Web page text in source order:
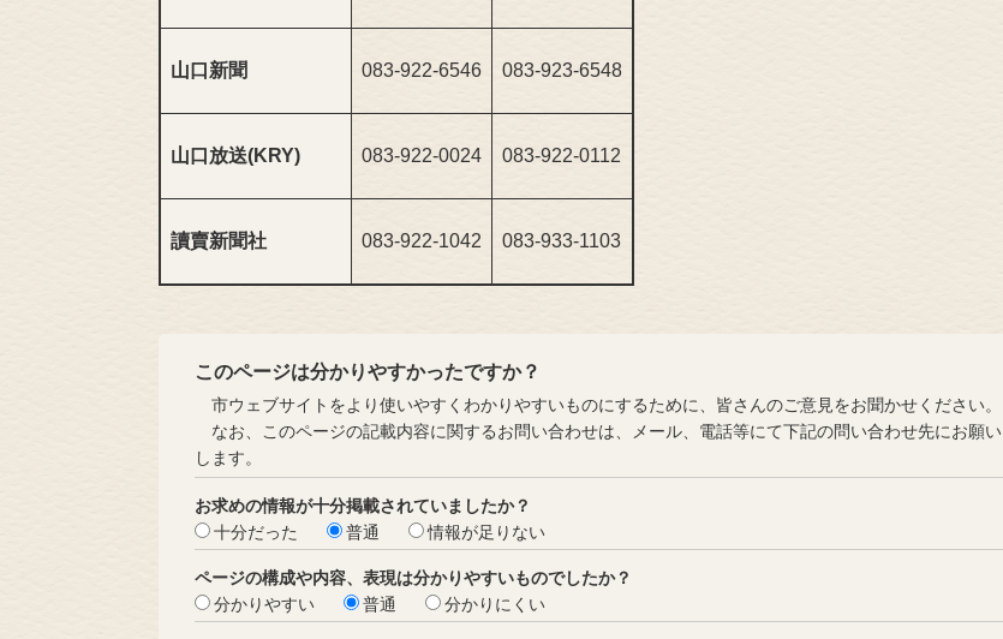
山口新聞 083-922-6546 083-923-6548
山口放送(KRY) 083-922-0024 083-922-0112
讀賣新聞社 083-922-1042 083-933-1103
このページは分かりやすかったですか？
市ウェブサイトをより使いやすくわかりやすいものにするために、皆さんのご意見をお聞かせください。
なお、このページの記載内容に関するお問い合わせは、メール、電話等にて下記の問い合わせ先にお願い
します。
お求めの情報が十分掲載されていましたか？
十分だった
普通 情報が足りない
ページの構成や内容、表現は分かりやすいものでしたか？
分かりやすい
普通 分かりにくい